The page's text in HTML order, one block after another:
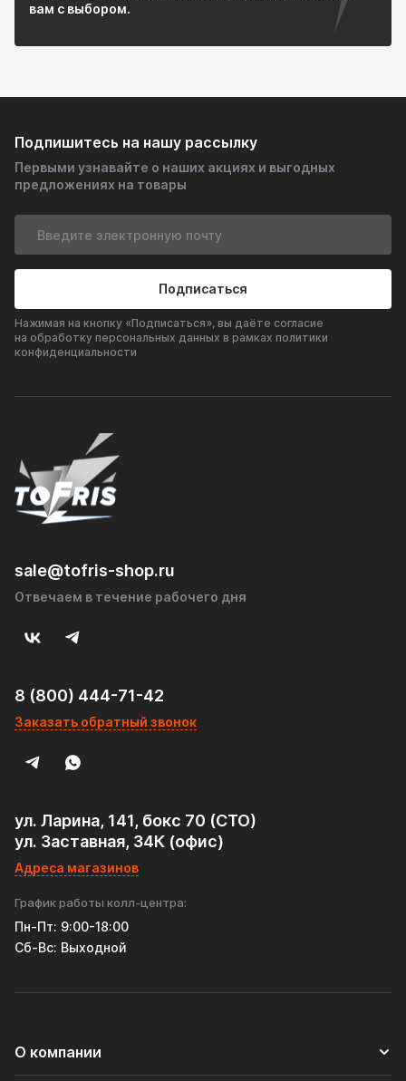
вам с выбором.
Подпишитесь на нашу рассылку
Первыми узнавайте о наших акциях и выгодных
предложениях на товары
Подписаться
Нажимая на кнопку «Подписаться», вы даёте согласие
на обработку персональных данных в рамках политики
конфиденциальности
sale@tofris-shop.ru
Отвечаем в течение рабочего дня
8 (800) 444-71-42
Заказать обратный звонок
ул. Ларина, 141, бокс 70 (СТО)
ул. Заставная, 34К (офис)
Адреса магазинов
График работы колл-центра:
Пн-Пт: 9:00-18:00
Cб-Вс: Выходной
О компании